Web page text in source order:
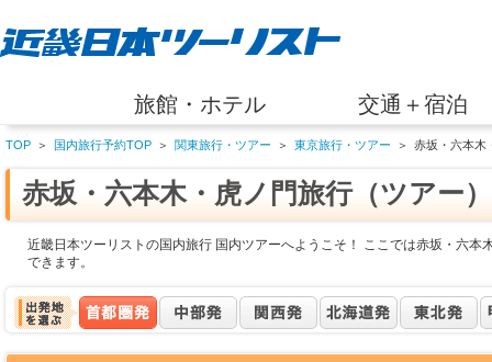
旅館・ホテル 交通＋宿泊
TOP ＞ 国内旅行予約TOP ＞ 関東旅行・ツアー ＞ 東京旅行・ツアー ＞ 赤坂・六本木
赤坂・六本木・虎ノ門旅行（ツアー）
近畿日本ツーリストの国内旅行 国内ツアーへようこそ！ ここでは赤坂・六本
できます。